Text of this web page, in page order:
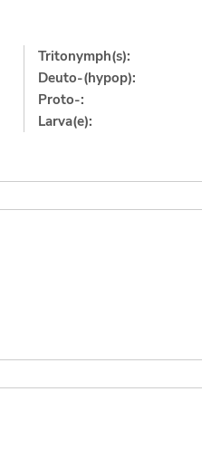
Tritonymph(s):
Deuto-(hypop):
Proto-:
Larva(e):